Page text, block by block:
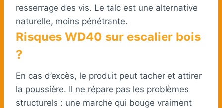
resserrage des vis. Le talc est une alternative
naturelle, moins pénétrante.
Risques WD40 sur escalier bois
?
En cas d’excès, le produit peut tacher et attirer
la poussière. Il ne répare pas les problèmes
structurels : une marche qui bouge vraiment